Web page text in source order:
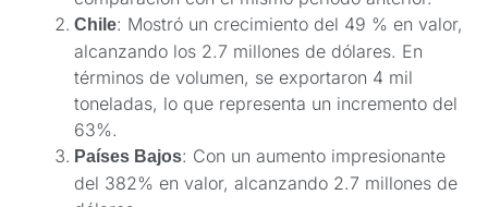
Chile: Mostró un crecimiento del 49 % en valor,
alcanzando los 2.7 millones de dólares. En
términos de volumen, se exportaron 4 mil
toneladas, lo que representa un incremento del
63%.
Países Bajos: Con un aumento impresionante
del 382% en valor, alcanzando 2.7 millones de